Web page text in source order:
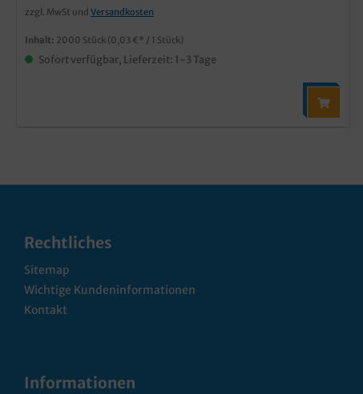
zzgl. MwSt und Versandkosten
Inhalt: 2000 Stück (0,03 €* / 1 Stück)
Sofort verfügbar, Lieferzeit: 1-3 Tage
Rechtliches
Sitemap
Wichtige Kundeninformationen
Kontakt
Informationen